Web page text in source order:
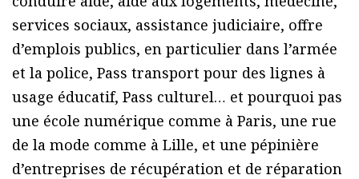
services sociaux, assistance judiciaire, offre
d’emplois publics, en particulier dans l’armée
et la police, Pass transport pour des lignes à
usage éducatif, Pass culturel… et pourquoi pas
une école numérique comme à Paris, une rue
de la mode comme à Lille, et une pépinière
d’entreprises de récupération et de réparation